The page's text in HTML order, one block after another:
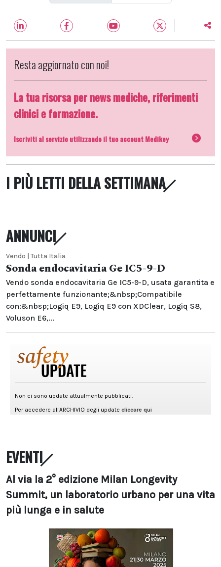
Resta aggiornato con noi!
La tua risorsa per news mediche, riferimenti
clinici e formazione.
Iscriviti al servizio utilizzando il tuo account Medikey
I PIÙ LETTI DELLA SETTIMANA
ANNUNCI
Vendo | Tutta Italia
Sonda endocavitaria Ge IC5-9-D
Vendo sonda endocavitaria Ge IC5-9-D, usata garantita e
perfettamente funzionante;&nbsp;Compatibile
con:&nbsp;Logiq E9, Logiq E9 con XDClear, Logiq S8,
Voluson E6,...
EVENTI
Al via la 2° edizione Milan Longevity
Summit, un laboratorio urbano per una vita
più lunga e in salute